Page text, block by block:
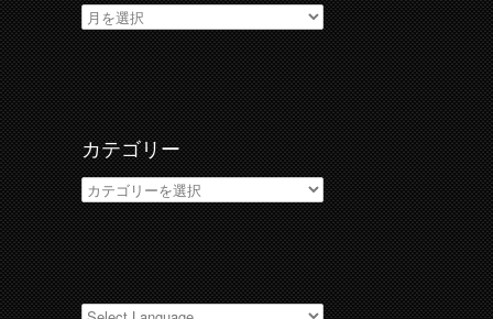
ア
ー
カ
イ
ブ
カテゴリー
カ
テ
ゴ
リ
ー